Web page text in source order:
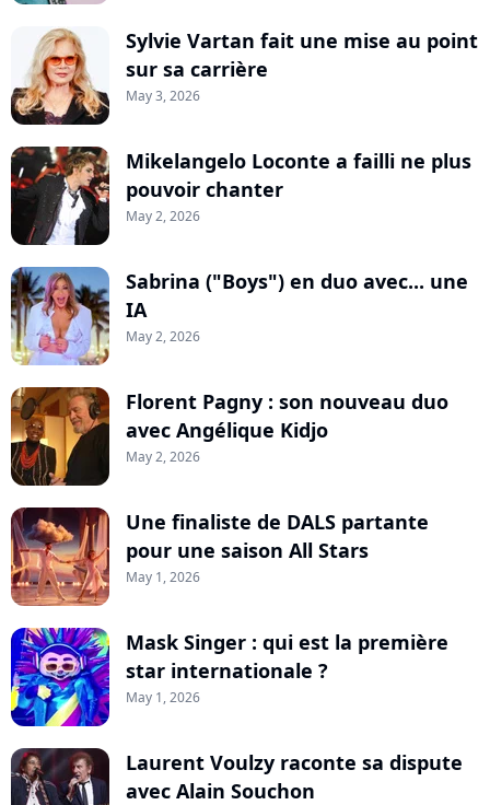
Sylvie Vartan fait une mise au point
sur sa carrière
May 3, 2026
Mikelangelo Loconte a failli ne plus
pouvoir chanter
May 2, 2026
Sabrina ("Boys") en duo avec... une
IA
May 2, 2026
Florent Pagny : son nouveau duo
avec Angélique Kidjo
May 2, 2026
Une finaliste de DALS partante
pour une saison All Stars
May 1, 2026
Mask Singer : qui est la première
star internationale ?
May 1, 2026
Laurent Voulzy raconte sa dispute
avec Alain Souchon